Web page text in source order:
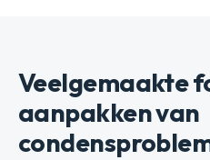
Veelgemaakte
aanpakken van